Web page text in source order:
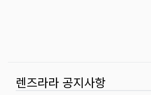
렌즈라라 공지사항